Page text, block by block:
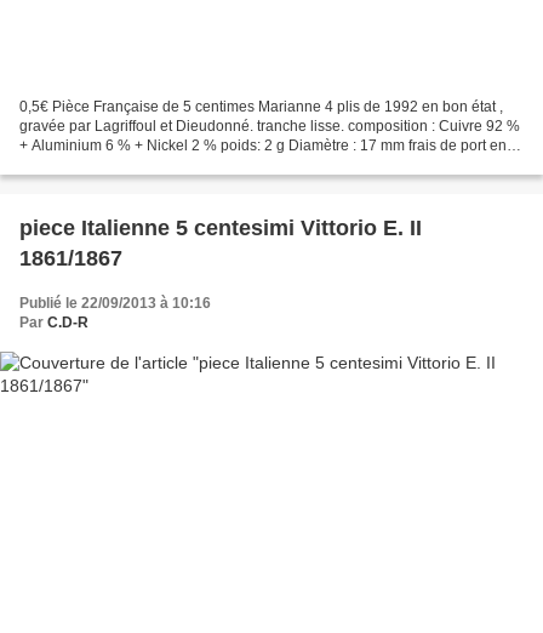
0,5€ Pièce Française de 5 centimes Marianne 4 plis de 1992 en bon état ,
gravée par Lagriffoul et Dieudonné. tranche lisse. composition : Cuivre 92 %
+ Aluminium 6 % + Nickel 2 % poids: 2 g Diamètre : 17 mm frais de port en
piece Italienne 5 centesimi Vittorio E. II
1861/1867
Publié le 22/09/2013 à 10:16
Par C.D-R